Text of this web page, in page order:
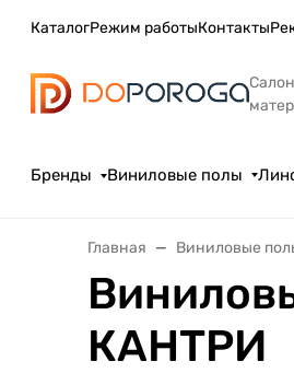
КаталогРежим работыКонтакты
Бренды Виниловые полы
Главная Виниловые
КАНТРИ